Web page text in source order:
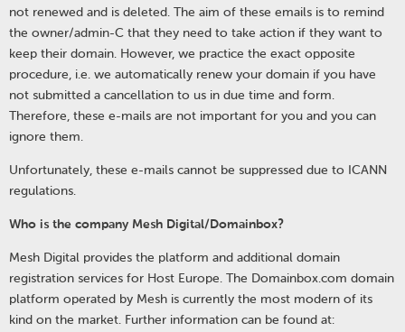
not renewed and is deleted. The aim of these emails is to remind
the owner/admin-C that they need to take action if they want to
keep their domain. However, we practice the exact opposite
procedure, i.e. we automatically renew your domain if you have
not submitted a cancellation to us in due time and form.
Therefore, these e-mails are not important for you and you can
ignore them.
Unfortunately, these e-mails cannot be suppressed due to ICANN
regulations.
Who is the company Mesh Digital/Domainbox?
Mesh Digital provides the platform and additional domain
registration services for Host Europe. The Domainbox.com domain
platform operated by Mesh is currently the most modern of its
kind on the market. Further information can be found at: